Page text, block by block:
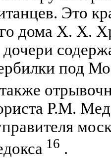
Это
дома Х. Х.
под
P.M.
16 .